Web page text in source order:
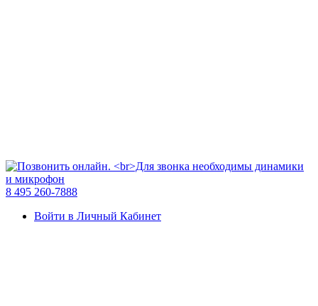
8 495 260-7888
Войти в Личный Кабинет